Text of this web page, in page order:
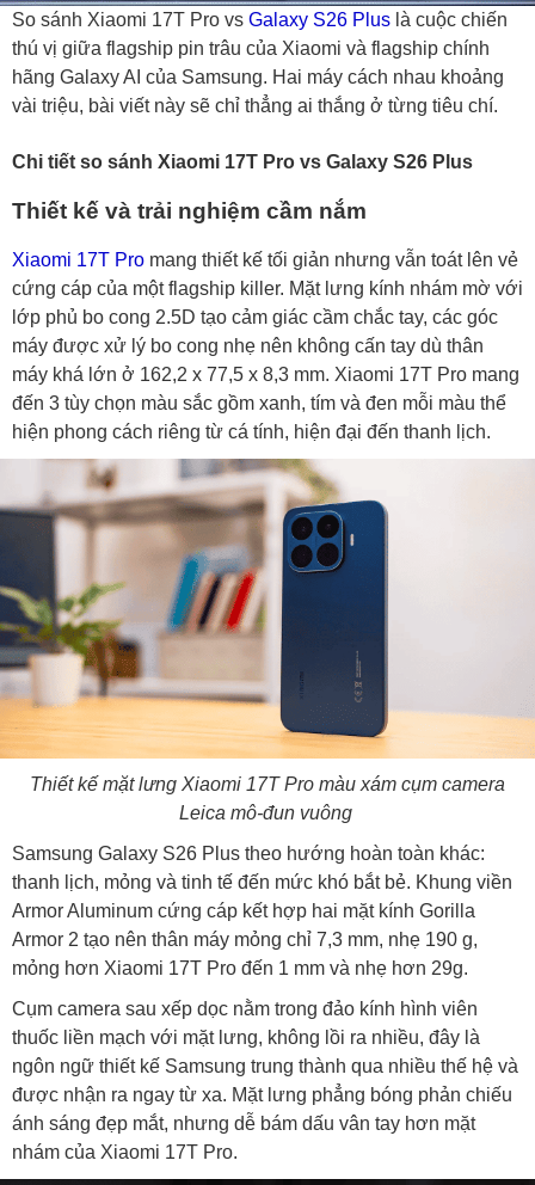
So sánh Xiaomi 17T Pro vs Galaxy S26 Plus là cuộc chiến
thú vị giữa flagship pin trâu của Xiaomi và flagship chính
hãng Galaxy AI của Samsung. Hai máy cách nhau khoảng
vài triệu, bài viết này sẽ chỉ thẳng ai thắng ở từng tiêu chí.
Chi tiết so sánh Xiaomi 17T Pro vs Galaxy S26 Plus
Thiết kế và trải nghiệm cầm nắm
Xiaomi 17T Pro mang thiết kế tối giản nhưng vẫn toát lên vẻ
cứng cáp của một flagship killer. Mặt lưng kính nhám mờ với
lớp phủ bo cong 2.5D tạo cảm giác cầm chắc tay, các góc
máy được xử lý bo cong nhẹ nên không cấn tay dù thân
máy khá lớn ở 162,2 x 77,5 x 8,3 mm. Xiaomi 17T Pro mang
đến 3 tùy chọn màu sắc gồm xanh, tím và đen mỗi màu thể
hiện phong cách riêng từ cá tính, hiện đại đến thanh lịch.
Thiết kế mặt lưng Xiaomi 17T Pro màu xám cụm camera
Leica mô-đun vuông
Samsung Galaxy S26 Plus theo hướng hoàn toàn khác:
thanh lịch, mỏng và tinh tế đến mức khó bắt bẻ. Khung viền
Armor Aluminum cứng cáp kết hợp hai mặt kính Gorilla
Armor 2 tạo nên thân máy mỏng chỉ 7,3 mm, nhẹ 190 g,
mỏng hơn Xiaomi 17T Pro đến 1 mm và nhẹ hơn 29g.
Cụm camera sau xếp dọc nằm trong đảo kính hình viên
thuốc liền mạch với mặt lưng, không lồi ra nhiều, đây là
ngôn ngữ thiết kế Samsung trung thành qua nhiều thế hệ và
được nhận ra ngay từ xa. Mặt lưng phẳng bóng phản chiếu
ánh sáng đẹp mắt, nhưng dễ bám dấu vân tay hơn mặt
nhám của Xiaomi 17T Pro.